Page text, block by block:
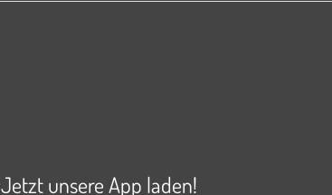
Jetzt unsere App laden!